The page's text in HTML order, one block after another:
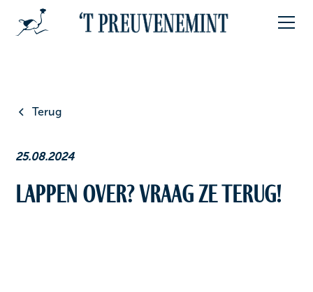
Terug
25.08.2024
Lappen over? Vraag ze terug!